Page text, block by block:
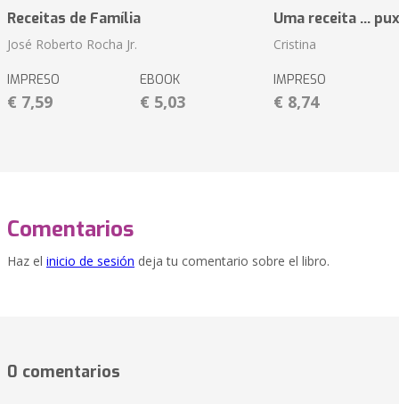
Receitas de Família
José Roberto Rocha Jr.
IMPRESO
€ 7,59
EBOOK
€ 5,03
Uma receita ...
Cristina
IMPRESO
€ 8,74
Comentarios
Haz el inicio de sesión deja tu comentario sobre el libro.
0 comentarios